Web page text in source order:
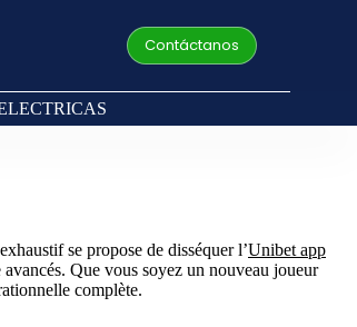
Contáctanos
se propose de disséquer l’Unibet app
Que vous soyez un nouveau joueur
complète.